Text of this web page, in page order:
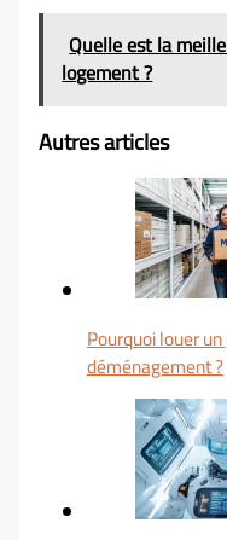
Quelle est la
logement ?
Autres articles
Pourquoi louer
déménagement ?